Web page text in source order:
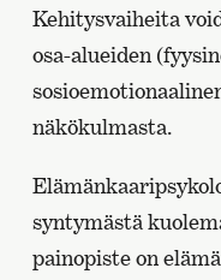
Kehitysvaiheita
osa-alueiden
näkökulmasta.
syntymästä
painopiste on